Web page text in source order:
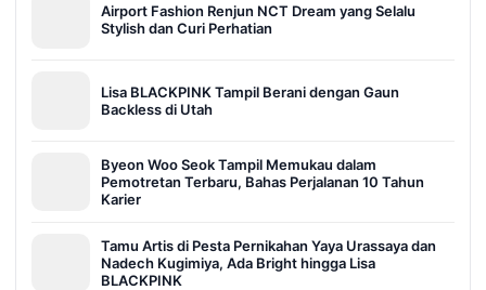
Airport Fashion Renjun NCT Dream yang Selalu
Stylish dan Curi Perhatian
Lisa BLACKPINK Tampil Berani dengan Gaun
Backless di Utah
Byeon Woo Seok Tampil Memukau dalam
Pemotretan Terbaru, Bahas Perjalanan 10 Tahun
Karier
Tamu Artis di Pesta Pernikahan Yaya Urassaya dan
Nadech Kugimiya, Ada Bright hingga Lisa
BLACKPINK